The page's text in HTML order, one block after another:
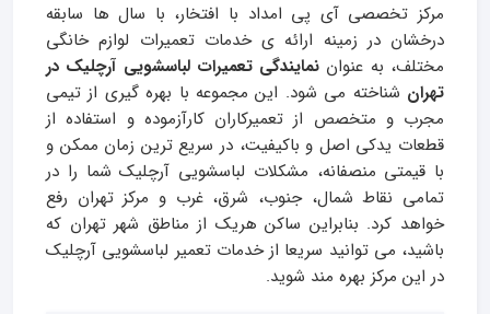
مرکز تخصصی آی‌ پی امداد با افتخار، با سال ها سابقه
درخشان در زمینه ارائه ی خدمات تعمیرات لوازم خانگی
مختلف، به عنوان نمایندگی تعمیرات لباسشویی آرچلیک در
تهران شناخته می‌ شود. این مجموعه با بهره‌ گیری از تیمی
مجرب و متخصص از تعمیرکاران کارآزموده و استفاده از
قطعات یدکی اصل و باکیفیت، در سریع‌ ترین زمان ممکن و
با قیمتی منصفانه، مشکلات لباسشویی آرچلیک شما را در
تمامی نقاط شمال، جنوب، شرق، غرب و مرکز تهران رفع
خواهد کرد. بنابراین ساکن هریک از مناطق شهر تهران که
باشید، می توانید سریعا از خدمات تعمیر لباسشویی آرچلیک
در این مرکز بهره مند شوید.